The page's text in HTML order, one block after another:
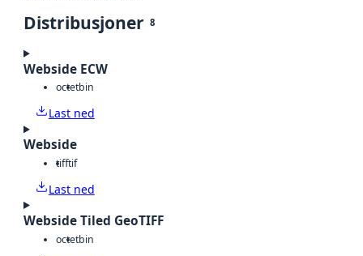
Distribusjoner 8
Webside ECW
octetbin
Last ned
Webside
tifftif
Last ned
Webside Tiled GeoTIFF
octetbin